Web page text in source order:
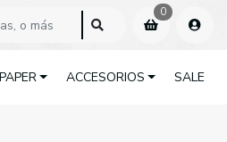
0
ACCESORIOS SALE